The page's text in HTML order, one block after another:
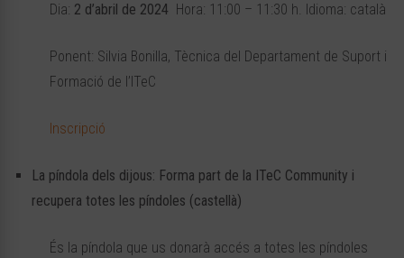
Dia: 2 d’abril de 2024 Hora: 11:00 – 11:30 h. Idioma: català
Ponent: Silvia Bonilla, Tècnica del Departament de Suport i
Formació de l’ITeC
Inscripció
La píndola dels dijous: Forma part de la ITeC Community i
recupera totes les píndoles (castellà)
És la píndola que us donarà accés a totes les píndoles